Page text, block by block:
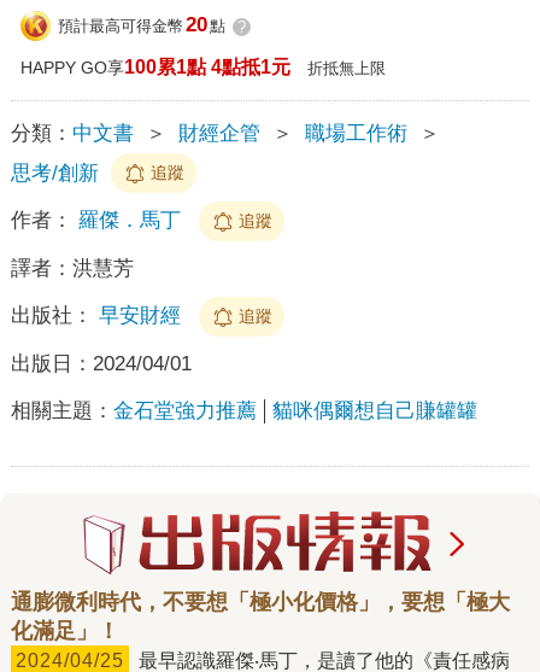
預計最高可得金幣 20點 ?
HAPPY GO享100累1點 4點抵1元 折抵無上限
分類： 中文書 ＞ 財經企管 ＞ 職場工作術
＞
思考/創新
追蹤
作者： 羅傑．馬丁 追蹤
譯者： 洪慧芳
出版社： 早安財經 追蹤
出版日： 2024/04/01
相關主題： 金石堂強力推薦 貓咪偶爾想自己賺罐罐
通膨微利時代，不要想「極小化價格」，要想「極大
化滿足」！
2024/04/25